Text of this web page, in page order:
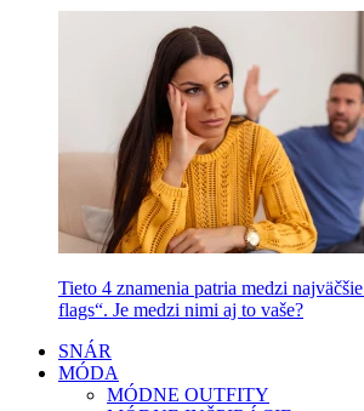
Tieto 4 znamenia patria medzi
flags“. Je medzi nimi aj to vaše?
SNÁR
MÓDA
MÓDNE OUTFITY